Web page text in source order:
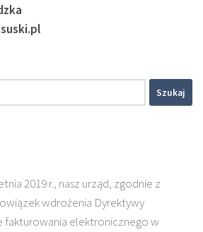
2019 r., nasz urząd, zgodnie z
wdrożenia Dyrektywy
fakturowania elektronicznego w